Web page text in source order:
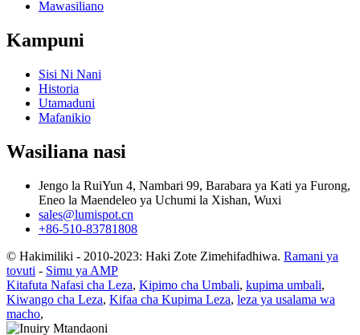
Mawasiliano
Kampuni
Sisi Ni Nani
Historia
Utamaduni
Mafanikio
Wasiliana nasi
Jengo la RuiYun 4, Nambari 99, Barabara ya Kati ya Furong,
Eneo la Maendeleo ya Uchumi la Xishan, Wuxi
sales@lumispot.cn
+86-510-83781808
© Hakimiliki - 2010-2023: Haki Zote Zimehifadhiwa. Ramani ya
tovuti - Simu ya AMP
Kitafuta Nafasi cha Leza, Kipimo cha Umbali, kupima umbali,
Kiwango cha Leza, Kifaa cha Kupima Leza, leza ya usalama wa
macho,